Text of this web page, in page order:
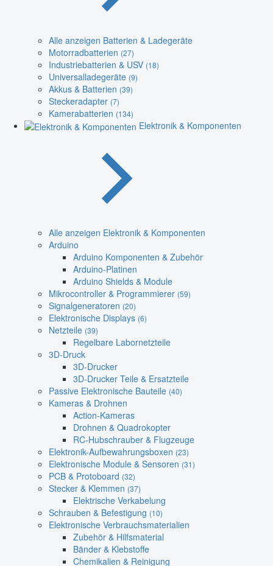
Alle anzeigen Batterien & Ladegeräte
Motorradbatterien (27)
Industriebatterien & USV (18)
Universalladegeräte (9)
Akkus & Batterien (39)
Steckeradapter (7)
Kamerabatterien (134)
Elektronik & Komponenten
Alle anzeigen Elektronik & Komponenten
Arduino
Arduino Komponenten & Zubehör
Arduino-Platinen
Arduino Shields & Module
Mikrocontroller & Programmierer (59)
Signalgeneratoren (20)
Elektronische Displays (6)
Netzteile (39)
Regelbare Labornetzteile
3D-Druck
3D-Drucker
3D-Drucker Teile & Ersatzteile
Passive Elektronische Bauteile (40)
Kameras & Drohnen
Action-Kameras
Drohnen & Quadrokopter
RC-Hubschrauber & Flugzeuge
Elektronik-Aufbewahrungsboxen (23)
Elektronische Module & Sensoren (31)
PCB & Protoboard (32)
Stecker & Klemmen (37)
Elektrische Verkabelung
Schrauben & Befestigung (10)
Elektronische Verbrauchsmaterialien
Zubehör & Hilfsmaterial
Bänder & Klebstoffe
Chemikalien & Reinigung